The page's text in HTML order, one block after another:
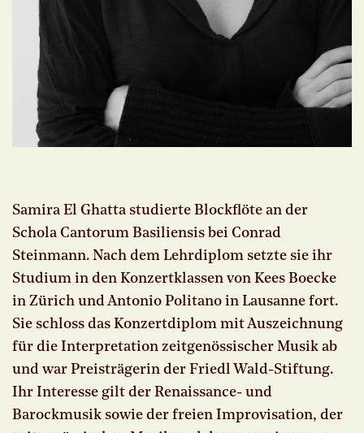
Samira El Ghatta studierte Blockflöte an der
Schola Cantorum Basiliensis bei Conrad
Steinmann. Nach dem Lehrdiplom setzte sie ihr
Studium in den Konzertklassen von Kees Boecke
in Zürich und Antonio Politano in Lausanne fort.
Sie schloss das Konzertdiplom mit Auszeichnung
für die Interpretation zeitgenössischer Musik ab
und war Preisträgerin der Friedl Wald-Stiftung.
Ihr Interesse gilt der Renaissance- und
Barockmusik sowie der freien Improvisation, der